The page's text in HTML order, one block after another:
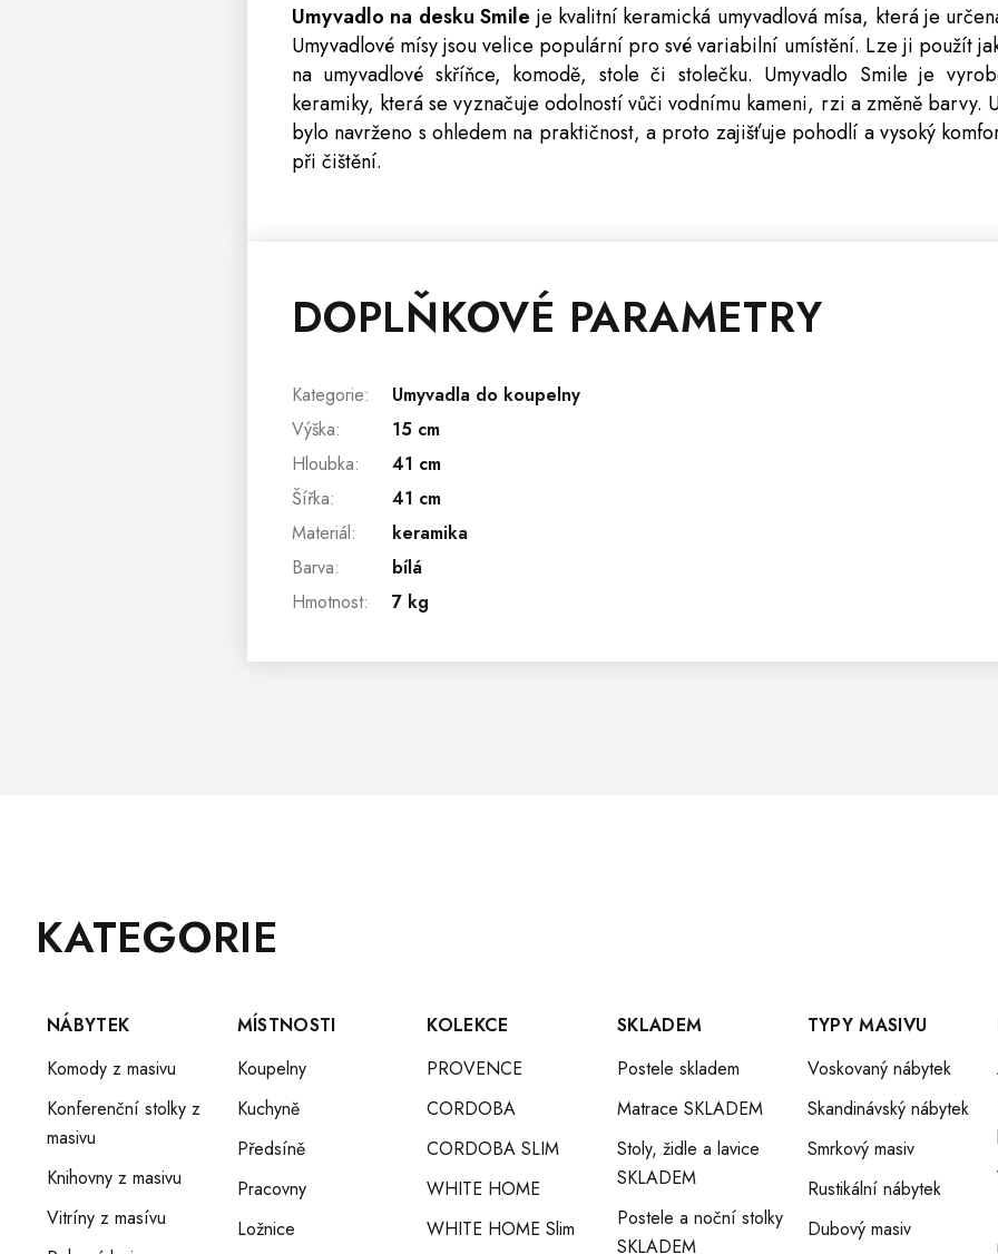
Umyvadlo na desku Smile je kvalitní keramická umyvadlová mísa, která je
Umyvadlové mísy jsou velice populární pro své variabilní umístění. Lze ji použít
na umyvadlové skříňce, komodě, stole či stolečku. Umyvadlo Smile je
keramiky, která se vyznačuje odolností vůči vodnímu kameni, rzi a změně barvy.
bylo navrženo s ohledem na praktičnost, a proto zajišťuje pohodlí a vysoký
při čištění.
DOPLŇKOVÉ PARAMETRY
Kategorie:
Umyvadla do koupelny
Výška:
15 cm
Hloubka:
41 cm
Šířka:
41 cm
Materiál:
keramika
Barva:
bílá
Hmotnost: 7 kg
Přeskočit
kategorie
KATEGORIE
NÁBYTEK
Komody z masivu
Konferenční stolky z
masivu
Knihovny z masivu
Vitríny z masívu
MÍSTNOSTI
Koupelny
Kuchyně
Předsíně
Pracovny
Ložnice
KOLEKCE
PROVENCE
CORDOBA
CORDOBA SLIM
WHITE HOME
WHITE HOME Slim
SKLADEM
Postele skladem
Matrace SKLADEM
Stoly, židle a lavice
SKLADEM
Postele a noční stolky
SKLADEM
TYPY MASIVU
Voskovaný nábytek
Skandinávský nábytek
Smrkový masiv
Rustikální nábytek
Dubový masiv